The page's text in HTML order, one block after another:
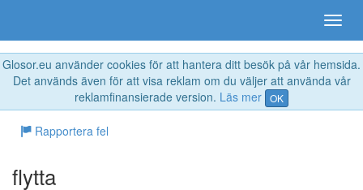
Glosor.eu använder cookies för att hantera ditt besök på vår hemsida.
Det används även för att visa reklam om du väljer att använda vår
reklamfinansierade version. Läs mer OK
Rapportera fel
flytta